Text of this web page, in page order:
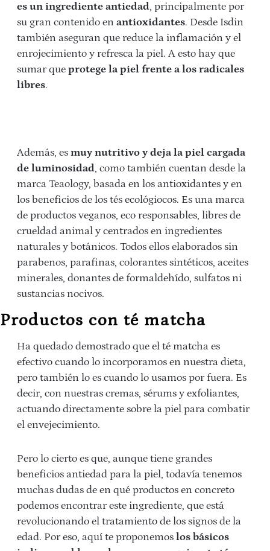
es un ingrediente antiedad, principalmente por
su gran contenido en antioxidantes. Desde Isdin
también aseguran que reduce la inflamación y el
enrojecimiento y refresca la piel. A esto hay que
sumar que protege la piel frente a los radicales
libres.
Además, es muy nutritivo y deja la piel cargada
de luminosidad, como también cuentan desde la
marca Teaology, basada en los antioxidantes y en
los beneficios de los tés ecológiocos. Es una marca
de productos veganos, eco responsables, libres de
crueldad animal y centrados en ingredientes
naturales y botánicos. Todos ellos elaborados sin
parabenos, parafinas, colorantes sintéticos, aceites
minerales, donantes de formaldehído, sulfatos ni
sustancias nocivos.
Productos con té matcha
Ha quedado demostrado que el té matcha es
efectivo cuando lo incorporamos en nuestra dieta,
pero también lo es cuando lo usamos por fuera. Es
decir, con nuestras cremas, sérums y exfoliantes,
actuando directamente sobre la piel para combatir
el envejecimiento.
Pero lo cierto es que, aunque tiene grandes
beneficios antiedad para la piel, todavía tenemos
muchas dudas de en qué productos en concreto
podemos encontrar este ingrediente, que está
revolucionando el tratamiento de los signos de la
edad. Por eso, aquí te proponemos los básicos